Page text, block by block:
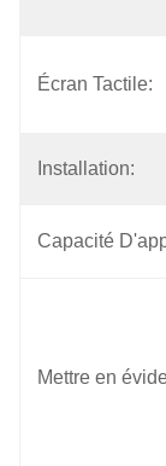
Écran Tactile:
Installation:
Capacité
Mettre en